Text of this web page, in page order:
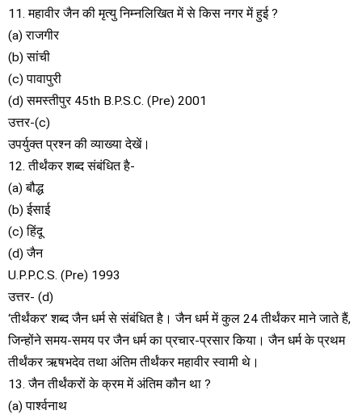
11. महावीर जैन की मृत्यु निम्नलिखित में से किस नगर में हुई ?
(a) राजगीर
(b) सांची
(c) पावापुरी
(d) समस्तीपुर 45th B.P.S.C. (Pre) 2001
उत्तर-(c)
उपर्युक्त प्रश्न की व्याख्या देखें।
12. तीर्थंकर शब्द संबंधित है-
(a) बौद्ध
(b) ईसाई
(c) हिंदू
(d) जैन
U.P.P.C.S. (Pre) 1993
उत्तर- (d)
‘तीर्थंकर’ शब्द जैन धर्म से संबंधित है। जैन धर्म में कुल 24 तीर्थंकर माने जाते हैं,
जिन्होंने समय-समय पर जैन धर्म का प्रचार-प्रसार किया। जैन धर्म के प्रथम
तीर्थंकर ऋषभदेव तथा अंतिम तीर्थंकर महावीर स्वामी थे।
13. जैन तीर्थंकरों के क्रम में अंतिम कौन था ?
(a) पार्श्वनाथ